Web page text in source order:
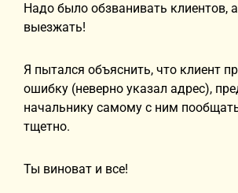
Надо было обзванивать клиентов,
выезжать!
Я пытался объяснить, что клиент
ошибку (неверно указал адрес),
начальнику самому с ним
тщетно.
Ты виноват и все!